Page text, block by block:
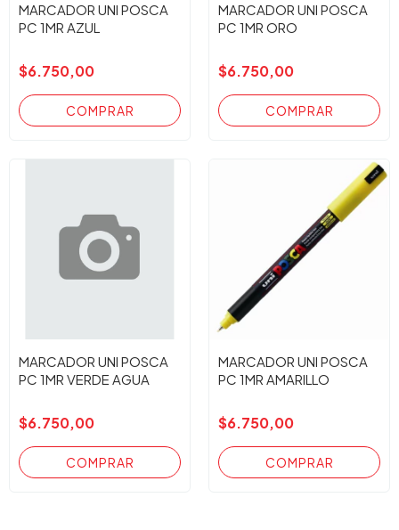
MARCADOR UNI POSCA
PC 1MR AZUL
$6.750,00
MARCADOR UNI POSCA
PC 1MR ORO
$6.750,00
MARCADOR UNI POSCA
PC 1MR VERDE AGUA
$6.750,00
MARCADOR UNI POSCA
PC 1MR AMARILLO
$6.750,00